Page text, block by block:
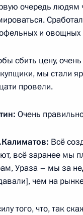
встреча с
2017 года, 13:15
2017 года, 09:00
с главой
2017 года, 13:50
очередь людям
и овощных
сбить цену,
мы стали
провели.
Очень
Всё
всё заранее мы
Ураза – мы за
чем на
того, что, так